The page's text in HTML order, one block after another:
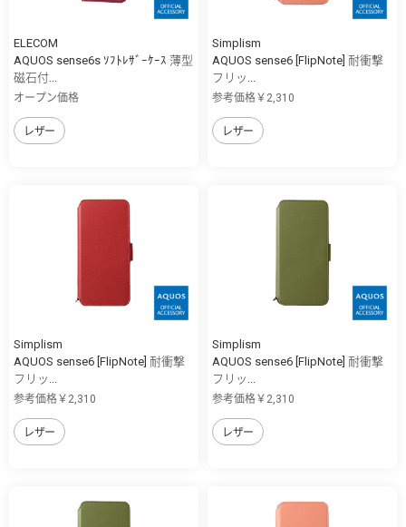
ELECOM
AQUOS sense6s ｿﾌﾄﾚｻﾞｰｹｰｽ 薄型
磁石付...
オープン価格
レザー
Simplism
AQUOS sense6 [FlipNote] 耐衝撃
フリッ...
参考価格￥2,310
レザー
Simplism
AQUOS sense6 [FlipNote] 耐衝撃
フリッ...
参考価格￥2,310
レザー
Simplism
AQUOS sense6 [FlipNote] 耐衝撃
フリッ...
参考価格￥2,310
レザー